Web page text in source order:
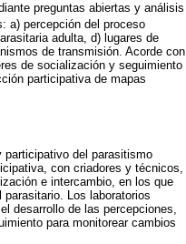
preguntas abiertas y análisis
a) percepción del proceso
adulta, d) lugares de
de transmisión. Acorde con
de socialización y seguimiento
participativa de mapas
participativo del parasitismo
con criadores y técnicos,
e intercambio, en los que
Los laboratorios
desarrollo de las percepciones,
para monitorear cambios